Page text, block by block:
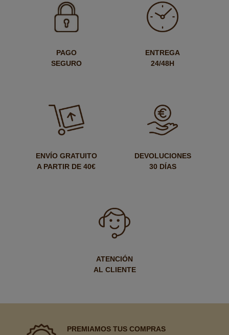
PAGO
SEGURO
ENTREGA
24/48H
ENVÍO GRATUITO
A PARTIR DE 40€
DEVOLUCIONES
30 DÍAS
ATENCIÓN
AL CLIENTE
PREMIAMOS TUS COMPRAS